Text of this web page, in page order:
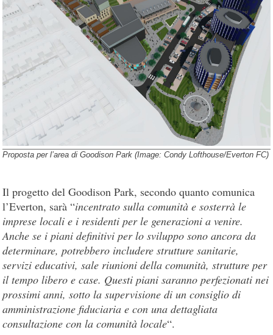
Proposta per l’area di Goodison Park (Image: Condy Lofthouse/Everton FC)
Il progetto del Goodison Park, secondo quanto comunica
l’Everton, sarà “incentrato sulla comunità e sosterrà le
imprese locali e i residenti per le generazioni a venire.
Anche se i piani definitivi per lo sviluppo sono ancora da
determinare, potrebbero includere strutture sanitarie,
servizi educativi, sale riunioni della comunità, strutture per
il tempo libero e case. Questi piani saranno perfezionati nei
prossimi anni, sotto la supervisione di un consiglio di
amministrazione fiduciaria e con una dettagliata
consultazione con la comunità locale“.